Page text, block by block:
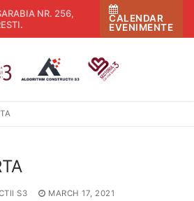
NR. 256,
.
CALENDAR
EVENIMENTE
S3
MARCH 17, 2021